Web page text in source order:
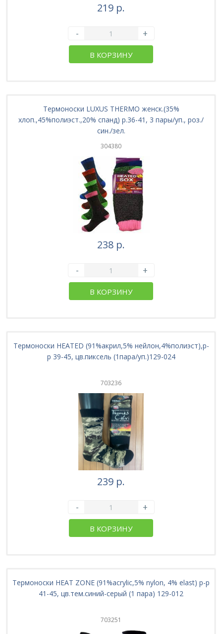
219 р.
- +
В КОРЗИНУ
Термоноски LUXUS THERMO женск.(35%
хлоп.,45%полиэст.,20% спанд) р.36-41, 3 пары/уп., роз./
син./зел.
304380
238 р.
- +
В КОРЗИНУ
Термоноски HEATED (91%акрил,5% нейлон,4%полиэст),р-
р 39-45, цв.пиксель (1пара/уп.)129-024
703236
239 р.
- +
В КОРЗИНУ
Термоноски HEAT ZONE (91%acrylic,5% nylon, 4% elast) р-р
41-45, цв.тем.синий-серый (1 пара) 129-012
703251